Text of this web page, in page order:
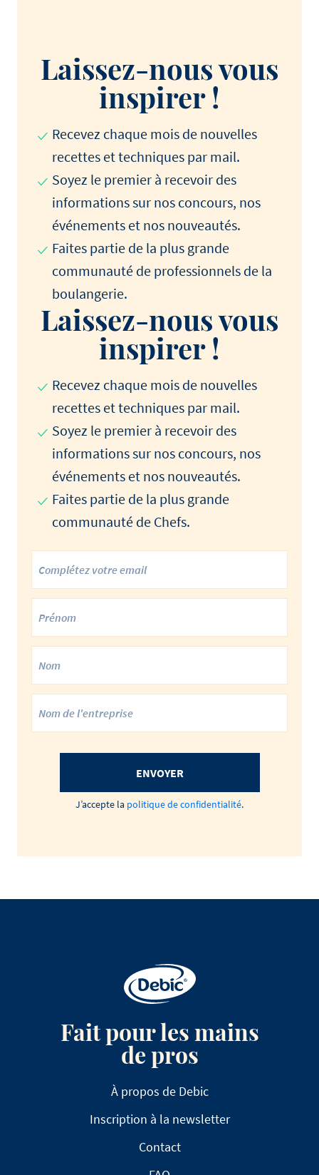
Laissez-nous vous
inspirer !
Recevez chaque mois de nouvelles
recettes et techniques par mail.
Soyez le premier à recevoir des
informations sur nos concours, nos
événements et nos nouveautés.
Faites partie de la plus grande
communauté de professionnels de la
boulangerie.
Laissez-nous vous
inspirer !
Recevez chaque mois de nouvelles
recettes et techniques par mail.
Soyez le premier à recevoir des
informations sur nos concours, nos
événements et nos nouveautés.
Faites partie de la plus grande
communauté de Chefs.
ENVOYER
J’accepte la politique de confidentialité.
Fait pour les mains
de pros
À propos de Debic
Inscription à la newsletter
Contact